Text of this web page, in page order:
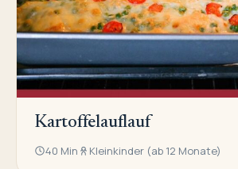
Kartoffelauflauf
40 Min Kleinkinder (ab 12 Monate)